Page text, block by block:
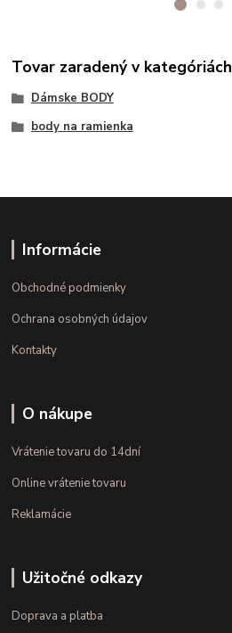
Tovar zaradený v kategóriách
Dámske BODY
body na ramienka
Informácie
Obchodné podmienky
Ochrana osobných údajov
Kontakty
O nákupe
Vrátenie tovaru do 14dní
Online vrátenie tovaru
Reklamácie
Užitočné odkazy
Doprava a platba